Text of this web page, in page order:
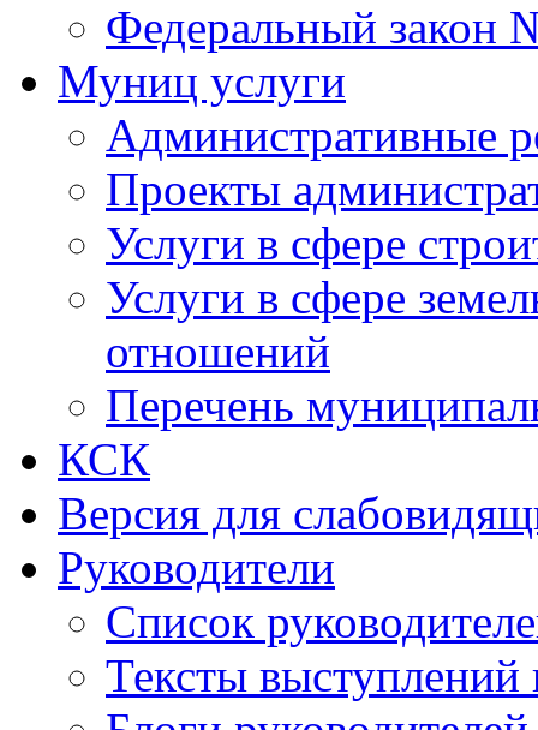
Федеральный закон
Муниц услуги
Административные
Проекты
Услуги в сфере
Услуги в сфере
отношений
Перечень
КСК
Версия для
Руководители
Список
Тексты выступлений